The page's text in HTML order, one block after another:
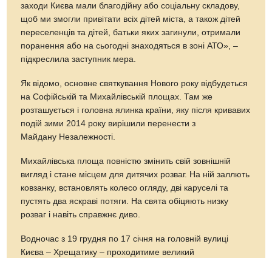
заходи Києва мали благодійну або соціальну складову,
щоб ми змогли привітати всіх дітей міста, а також дітей
переселенців та дітей, батьки яких загинули, отримали
поранення або на сьогодні знаходяться в зоні АТО», –
підкреслила заступник мера.
Як відомо, основне святкування Нового року відбудеться
на Софійській та Михайлівській площах. Там же
розташується і головна ялинка країни, яку після кривавих
подій зими 2014 року вирішили перенести з
Майдану Незалежності.
Михайлівська площа повністю змінить свій зовнішній
вигляд і стане місцем для дитячих розваг. На ній заллють
ковзанку, встановлять колесо огляду, дві каруселі та
пустять два яскраві потяги. На свята обіцяють низку
розваг і навіть справжнє диво.
Водночас з 19 грудня по 17 січня на головній вулиці
Києва – Хрещатику – проходитиме великий